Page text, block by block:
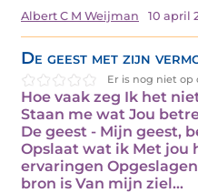
Albert C M Weijman 10 april
De geest met zijn
Er is nog niet
Hoe vaak zeg Ik het
Staan me wat Jou
De geest - Mijn geest,
Opslaat wat ik Met jou
ervaringen
bron is Van mijn ziel…